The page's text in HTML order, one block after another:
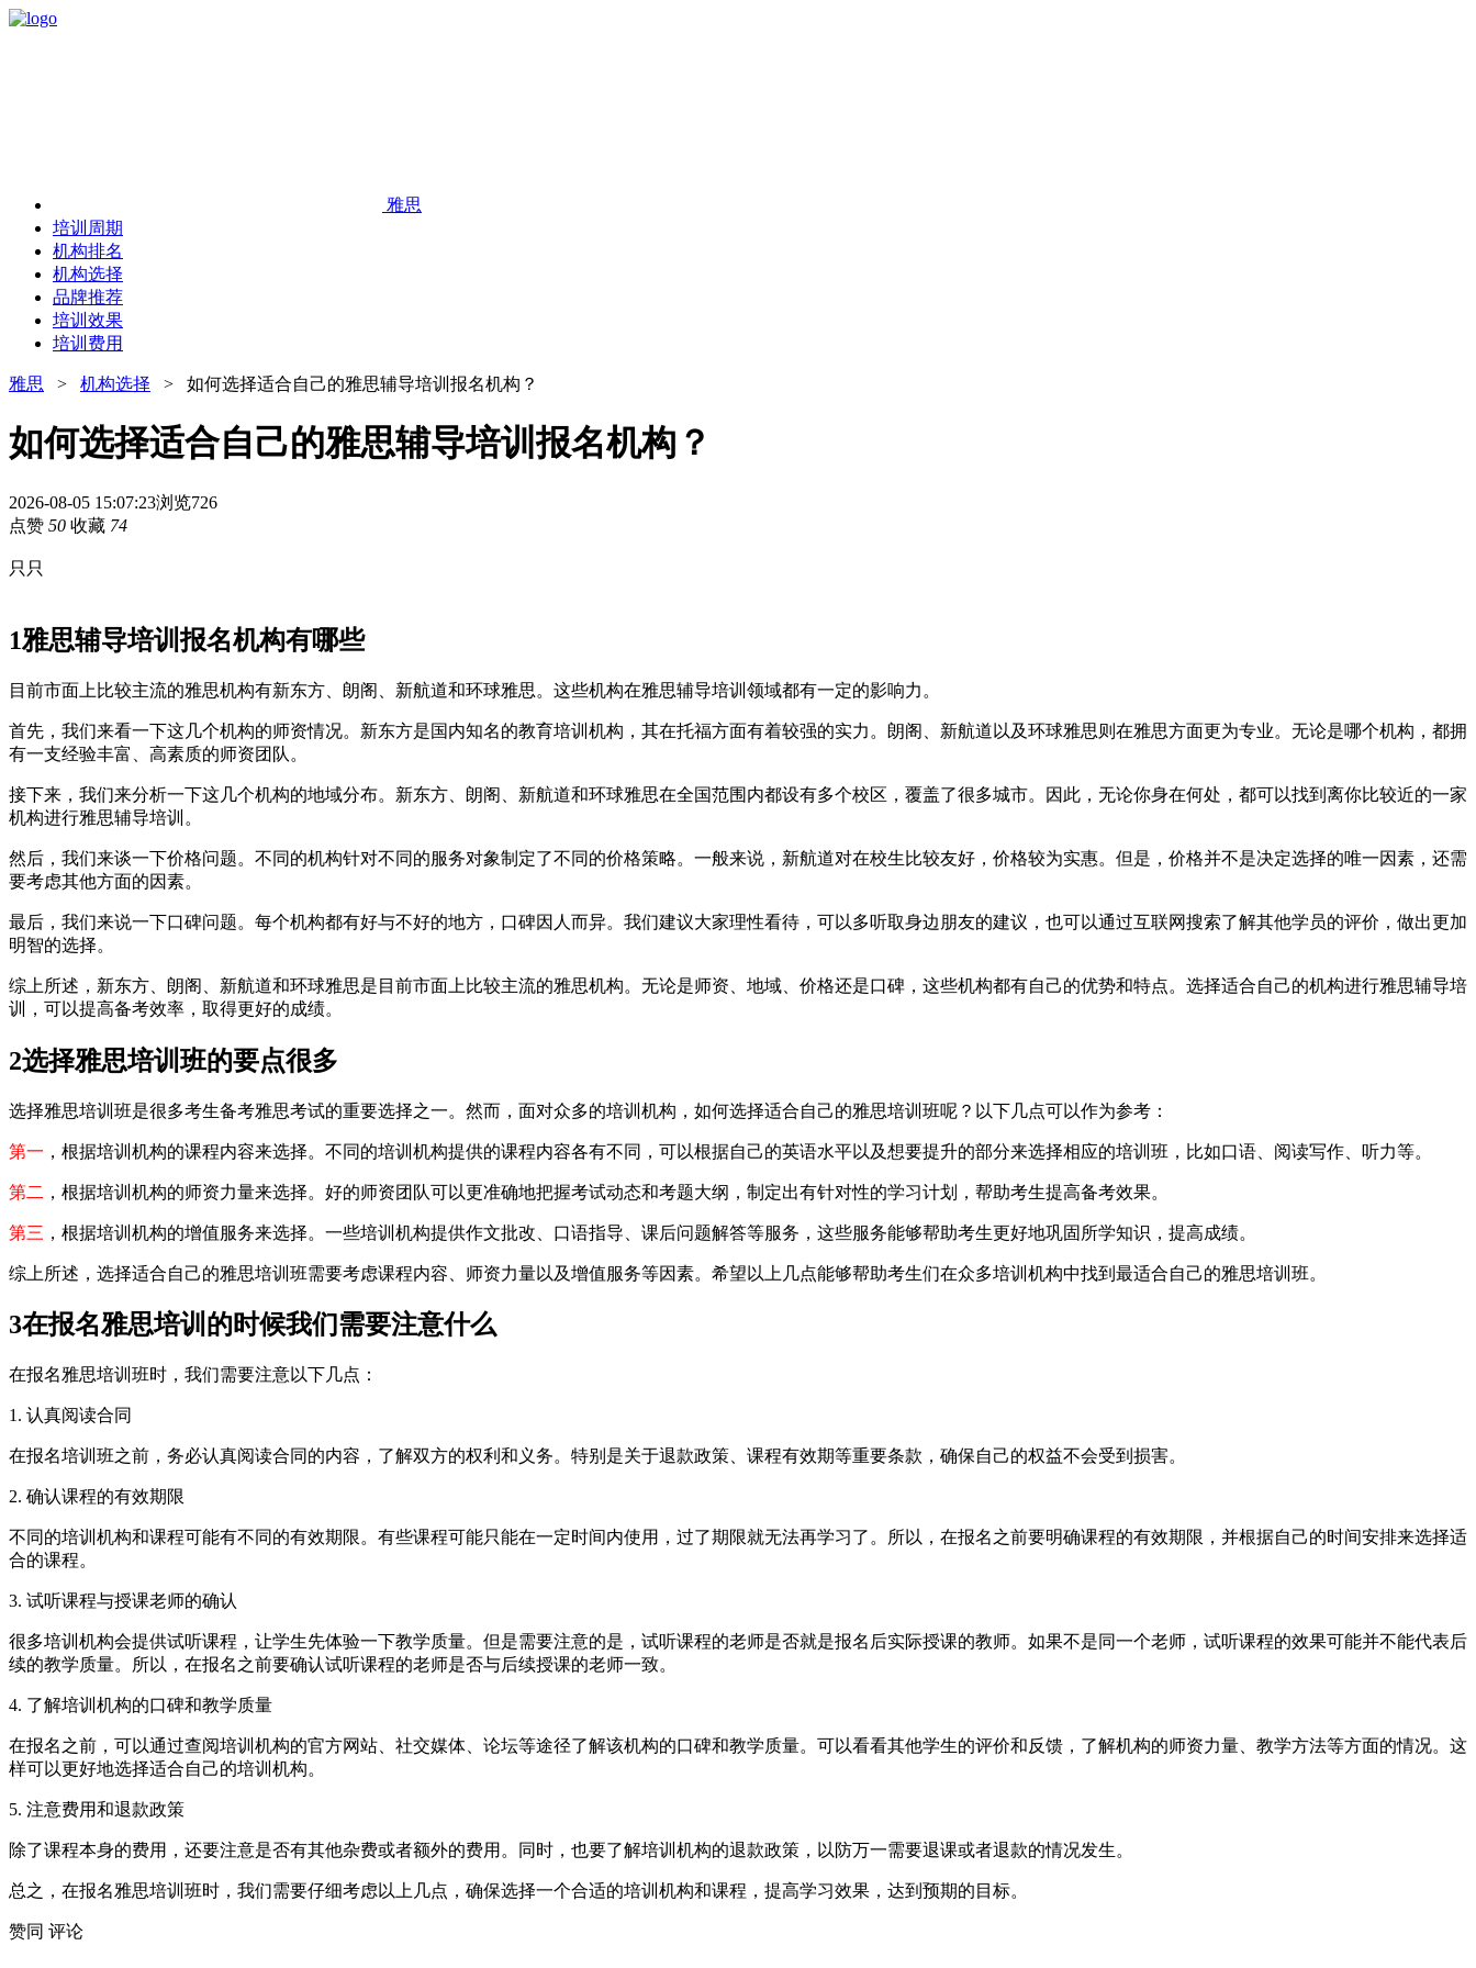
雅思
培训周期
机构排名
机构选择
品牌推荐
培训效果
培训费用
雅思 > 机构选择 > 如何选择适合自己的雅思辅导培训报名机构？
如何选择适合自己的雅思辅导培训报名机构？
2026-08-05 15:07:23浏览726
点赞 50 收藏 74
只只
1雅思辅导培训报名机构有哪些
目前市面上比较主流的雅思机构有新东方、朗阁、新航道和环球雅思。这些机构在雅思辅导培训领域都有一定的影响力。
首先，我们来看一下这几个机构的师资情况。新东方是国内知名的教育培训机构，其在托福方面有着较强的实力。朗阁、新航道以及环球雅思则在雅思方面更为专业。无论是哪个机构，都拥
有一支经验丰富、高素质的师资团队。
接下来，我们来分析一下这几个机构的地域分布。新东方、朗阁、新航道和环球雅思在全国范围内都设有多个校区，覆盖了很多城市。因此，无论你身在何处，都可以找到离你比较近的一家
机构进行雅思辅导培训。
然后，我们来谈一下价格问题。不同的机构针对不同的服务对象制定了不同的价格策略。一般来说，新航道对在校生比较友好，价格较为实惠。但是，价格并不是决定选择的唯一因素，还需
要考虑其他方面的因素。
最后，我们来说一下口碑问题。每个机构都有好与不好的地方，口碑因人而异。我们建议大家理性看待，可以多听取身边朋友的建议，也可以通过互联网搜索了解其他学员的评价，做出更加
明智的选择。
综上所述，新东方、朗阁、新航道和环球雅思是目前市面上比较主流的雅思机构。无论是师资、地域、价格还是口碑，这些机构都有自己的优势和特点。选择适合自己的机构进行雅思辅导培
训，可以提高备考效率，取得更好的成绩。
2选择雅思培训班的要点很多
选择雅思培训班是很多考生备考雅思考试的重要选择之一。然而，面对众多的培训机构，如何选择适合自己的雅思培训班呢？以下几点可以作为参考：
第一 ，根据培训机构的课程内容来选择。不同的培训机构提供的课程内容各有不同，可以根据自己的英语水平以及想要提升的部分来选择相应的培训班，比如口语、阅读写作、听力等。
第二 ，根据培训机构的师资力量来选择。好的师资团队可以更准确地把握考试动态和考题大纲，制定出有针对性的学习计划，帮助考生提高备考效果。
第三 ，根据培训机构的增值服务来选择。一些培训机构提供作文批改、口语指导、课后问题解答等服务，这些服务能够帮助考生更好地巩固所学知识，提高成绩。
综上所述，选择适合自己的雅思培训班需要考虑课程内容、师资力量以及增值服务等因素。希望以上几点能够帮助考生们在众多培训机构中找到最适合自己的雅思培训班。
3在报名雅思培训的时候我们需要注意什么
在报名雅思培训班时，我们需要注意以下几点：
1. 认真阅读合同
在报名培训班之前，务必认真阅读合同的内容，了解双方的权利和义务。特别是关于退款政策、课程有效期等重要条款，确保自己的权益不会受到损害。
2. 确认课程的有效期限
不同的培训机构和课程可能有不同的有效期限。有些课程可能只能在一定时间内使用，过了期限就无法再学习了。所以，在报名之前要明确课程的有效期限，并根据自己的时间安排来选择适
合的课程。
3. 试听课程与授课老师的确认
很多培训机构会提供试听课程，让学生先体验一下教学质量。但是需要注意的是，试听课程的老师是否就是报名后实际授课的教师。如果不是同一个老师，试听课程的效果可能并不能代表后
续的教学质量。所以，在报名之前要确认试听课程的老师是否与后续授课的老师一致。
4. 了解培训机构的口碑和教学质量
在报名之前，可以通过查阅培训机构的官方网站、社交媒体、论坛等途径了解该机构的口碑和教学质量。可以看看其他学生的评价和反馈，了解机构的师资力量、教学方法等方面的情况。这
样可以更好地选择适合自己的培训机构。
5. 注意费用和退款政策
除了课程本身的费用，还要注意是否有其他杂费或者额外的费用。同时，也要了解培训机构的退款政策，以防万一需要退课或者退款的情况发生。
总之，在报名雅思培训班时，我们需要仔细考虑以上几点，确保选择一个合适的培训机构和课程，提高学习效果，达到预期的目标。
赞同 评论